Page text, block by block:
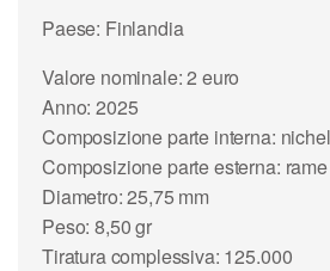
Paese: Finlandia
Valore nominale: 2 euro
Anno: 2025
Composizione parte interna:
Composizione parte esterna:
Diametro: 25,75 mm
Peso: 8,50 gr
Tiratura complessiva: 125.000